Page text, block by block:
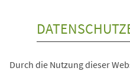
Durch die Nutzung dieser